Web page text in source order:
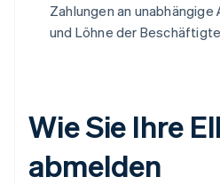
Zahlungen an
und Löhne der
Wie Sie Ihre
abmelden